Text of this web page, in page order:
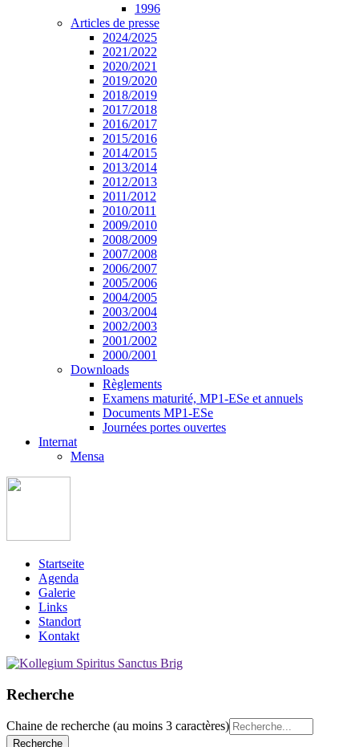
1996
Articles de presse
2024/2025
2021/2022
2020/2021
2019/2020
2018/2019
2017/2018
2016/2017
2015/2016
2014/2015
2013/2014
2012/2013
2011/2012
2010/2011
2009/2010
2008/2009
2007/2008
2006/2007
2005/2006
2004/2005
2003/2004
2002/2003
2001/2002
2000/2001
Downloads
Règlements
Examens maturité, MP1-ESe et annuels
Documents MP1-ESe
Journées portes ouvertes
Internat
Mensa
Startseite
Agenda
Galerie
Links
Standort
Kontakt
Recherche
Chaine de recherche (au moins 3 caractères)